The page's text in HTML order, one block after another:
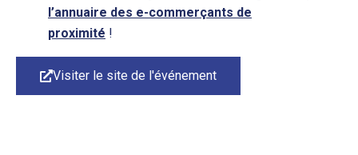
l’annuaire des e-commerçants de
proximité !
Visiter le site de l'événement